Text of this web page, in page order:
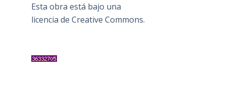
Esta obra está bajo una
licencia de Creative Commons.